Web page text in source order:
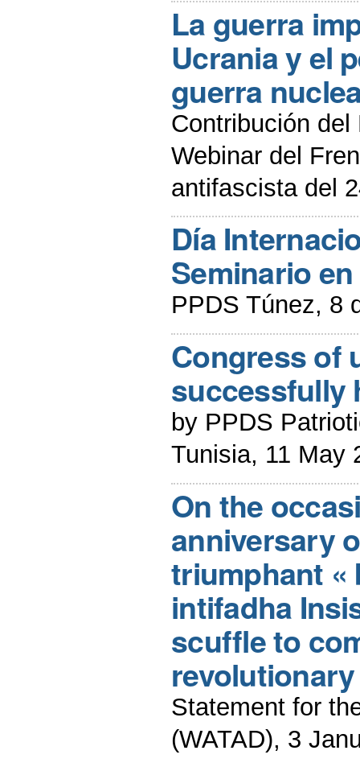
La guerra
Ucrania y el
guerra
Contribución
Webinar del
antifascista del
Día
Seminario
PPDS Túnez, 8
Congress of
successfully
by PPDS
Tunisia, 11 May
On the
anniversary
triumphant «
intifadha
scuffle to
Statement for
(WATAD), 3